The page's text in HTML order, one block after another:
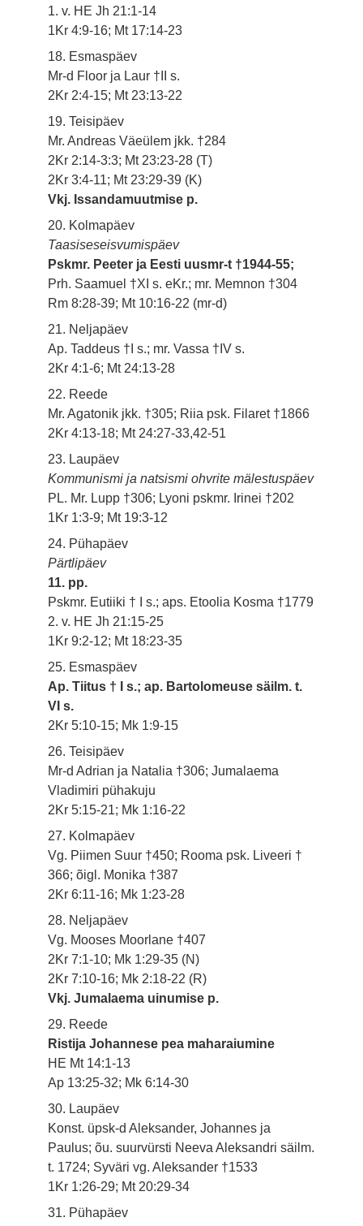
1. v. HE Jh 21:1-14
1Kr 4:9-16; Mt 17:14-23
18. Esmaspäev
Mr-d Floor ja Laur †II s.
2Kr 2:4-15; Mt 23:13-22
19. Teisipäev
Mr. Andreas Väeülem jkk. †284
2Kr 2:14-3:3; Mt 23:23-28 (T)
2Kr 3:4-11; Mt 23:29-39 (K)
Vkj. Issandamuutmise p.
20. Kolmapäev
Taasiseseisvumispäev
Pskmr. Peeter ja Eesti uusmr-t †1944-55;
Prh. Saamuel †XI s. eKr.; mr. Memnon †304
Rm 8:28-39; Mt 10:16-22 (mr-d)
21. Neljapäev
Ap. Taddeus †I s.; mr. Vassa †IV s.
2Kr 4:1-6; Mt 24:13-28
22. Reede
Mr. Agatonik jkk. †305; Riia psk. Filaret †1866
2Kr 4:13-18; Mt 24:27-33,42-51
23. Laupäev
Kommunismi ja natsismi ohvrite mälestuspäev
PL. Mr. Lupp †306; Lyoni pskmr. Irinei †202
1Kr 1:3-9; Mt 19:3-12
24. Pühapäev
Pärtlipäev
11. pp.
Pskmr. Eutiiki † I s.; aps. Etoolia Kosma †1779
2. v. HE Jh 21:15-25
1Kr 9:2-12; Mt 18:23-35
25. Esmaspäev
Ap. Tiitus † I s.; ap. Bartolomeuse säilm. t.
VI s.
2Kr 5:10-15; Mk 1:9-15
26. Teisipäev
Mr-d Adrian ja Natalia †306; Jumalaema
Vladimiri pühakuju
2Kr 5:15-21; Mk 1:16-22
27. Kolmapäev
Vg. Piimen Suur †450; Rooma psk. Liveeri †
366; õigl. Monika †387
2Kr 6:11-16; Mk 1:23-28
28. Neljapäev
Vg. Mooses Moorlane †407
2Kr 7:1-10; Mk 1:29-35 (N)
2Kr 7:10-16; Mk 2:18-22 (R)
Vkj. Jumalaema uinumise p.
29. Reede
Ristija Johannese pea maharaiumine
HE Mt 14:1-13
Ap 13:25-32; Mk 6:14-30
30. Laupäev
Konst. üpsk-d Aleksander, Johannes ja
Paulus; õu. suurvürsti Neeva Aleksandri säilm.
t. 1724; Syväri vg. Aleksander †1533
1Kr 1:26-29; Mt 20:29-34
31. Pühapäev